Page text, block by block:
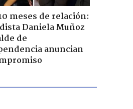
meses de relación:
Daniela Muñoz
de
anuncian